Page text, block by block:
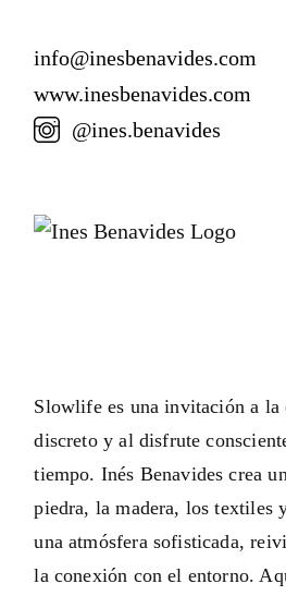
info@inesbenavides.com
www.inesbenavides.com
@ines.benavides
Slowlife es una invitación a
discreto y al disfrute
tiempo. Inés Benavides crea
piedra, la madera, los textiles
una atmósfera sofisticada,
la conexión con el entorno.